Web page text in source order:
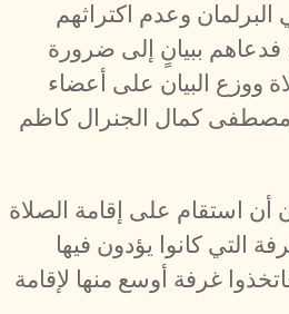
البرلمان وعدم اكتراثهم
فدعاهم ببيانٍ إلى ضرورة
ووزع البيان على أعضاء
كمال الجنرال كاظم
أن استقام على إقامة الصلاة
التي كانوا يؤدون فيها
غرفة أوسع منها لإقامة